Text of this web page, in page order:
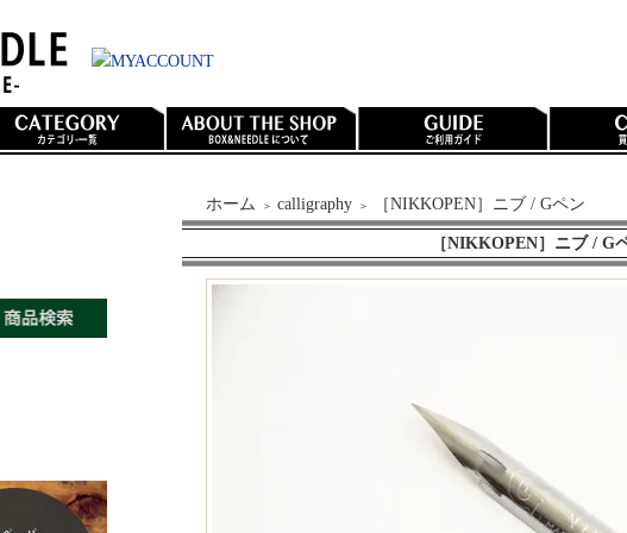
ホーム ＞ calligraphy ＞ ［NIKKOPEN］ニブ / Gペン
［NIKKOPEN］ニブ / G